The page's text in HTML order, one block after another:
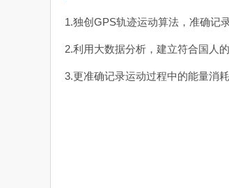
1.独创GPS轨迹运动算法，准确记
2.利用大数据分析，建立符合国人
3.更准确记录运动过程中的能量消